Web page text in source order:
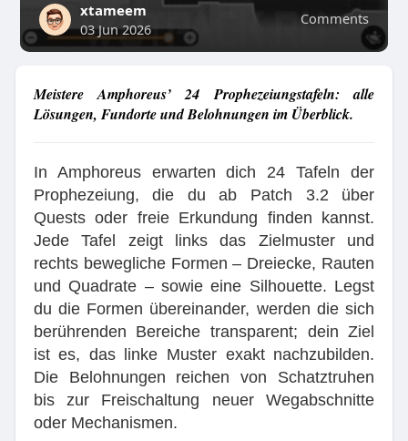
Comments
xtameem
03 Jun 2026
Meistere Amphoreus’ 24 Prophezeiungstafeln: alle
Lösungen, Fundorte und Belohnungen im Überblick.
In Amphoreus erwarten dich 24 Tafeln der
Prophezeiung, die du ab Patch 3.2 über
Quests oder freie Erkundung finden kannst.
Jede Tafel zeigt links das Zielmuster und
rechts bewegliche Formen – Dreiecke, Rauten
und Quadrate – sowie eine Silhouette. Legst
du die Formen übereinander, werden die sich
berührenden Bereiche transparent; dein Ziel
ist es, das linke Muster exakt nachzubilden.
Die Belohnungen reichen von Schatztruhen
bis zur Freischaltung neuer Wegabschnitte
oder Mechanismen.